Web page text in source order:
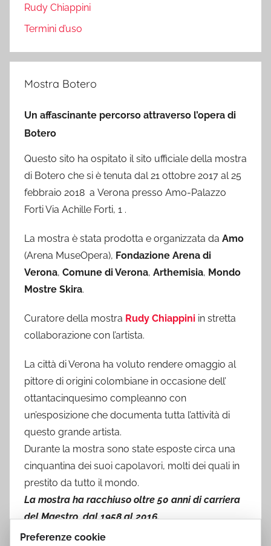
Rudy Chiappini
Termini d’uso
Mostra Botero
Un affascinante percorso attraverso l’opera di
Botero
Questo sito ha ospitato il sito ufficiale della mostra
di Botero che si è tenuta dal 21 ottobre 2017 al 25
febbraio 2018 a Verona presso Amo-Palazzo
Forti Via Achille Forti, 1 .
La mostra è stata prodotta e organizzata da Amo
(Arena MuseOpera), Fondazione Arena di
Verona, Comune di Verona, Arthemisia, Mondo
Mostre Skira.
Curatore della mostra Rudy Chiappini in stretta
collaborazione con l’artista.
La città di Verona ha voluto rendere omaggio al
pittore di origini colombiane in occasione dell’
ottantacinquesimo compleanno con
un’esposizione che documenta tutta l’attività di
questo grande artista.
Durante la mostra sono state esposte circa una
cinquantina dei suoi capolavori, molti dei quali in
prestito da tutto il mondo.
La mostra ha racchiuso oltre 50 anni di carriera
del Maestro, dal 1958 al 2016.
Preferenze cookie